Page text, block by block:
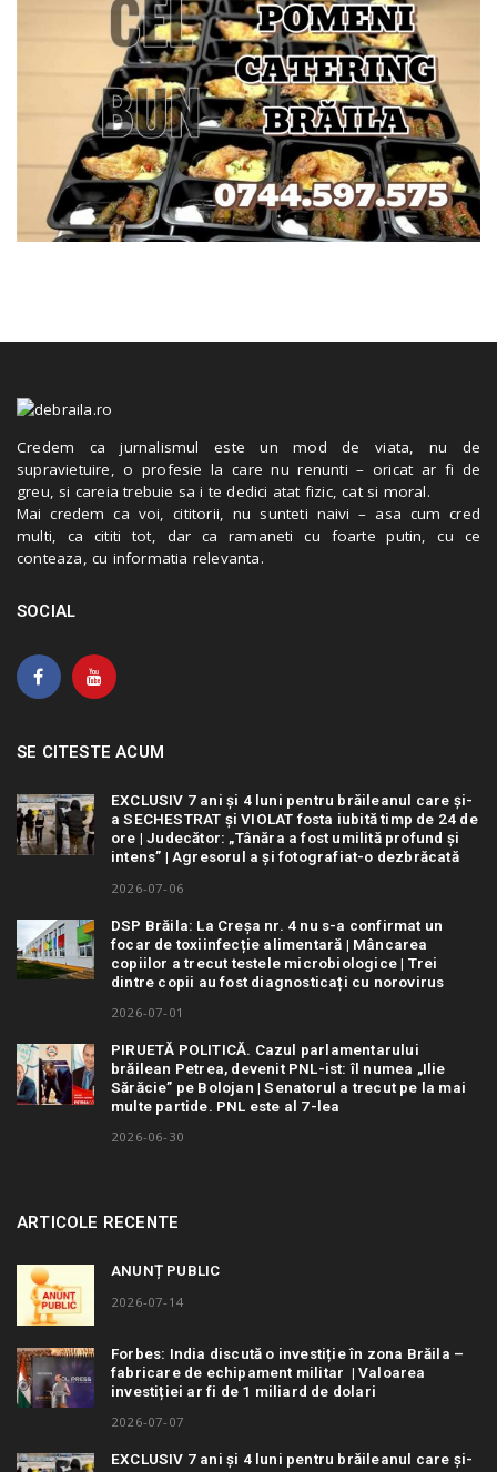
Credem ca jurnalismul este un mod de viata, nu de
supravietuire, o profesie la care nu renunti – oricat ar fi de
greu, si careia trebuie sa i te dedici atat fizic, cat si moral.
Mai credem ca voi, cititorii, nu sunteti naivi – asa cum cred
multi, ca cititi tot, dar ca ramaneti cu foarte putin, cu ce
conteaza, cu informatia relevanta.
SOCIAL
SE CITESTE ACUM
EXCLUSIV 7 ani și 4 luni pentru brăileanul care și-
a SECHESTRAT și VIOLAT fosta iubită timp de 24 de
ore | Judecător: „Tânăra a fost umilită profund și
intens” | Agresorul a și fotografiat-o dezbrăcată
2026-07-06
DSP Brăila: La Creșa nr. 4 nu s-a confirmat un
focar de toxiinfecție alimentară | Mâncarea
copiilor a trecut testele microbiologice | Trei
dintre copii au fost diagnosticați cu norovirus
2026-07-01
PIRUETĂ POLITICĂ. Cazul parlamentarului
brăilean Petrea, devenit PNL-ist: îl numea „Ilie
Sărăcie” pe Bolojan | Senatorul a trecut pe la mai
multe partide. PNL este al 7-lea
2026-06-30
ARTICOLE RECENTE
ANUNȚ PUBLIC
2026-07-14
Forbes: India discută o investiție în zona Brăila –
fabricare de echipament militar | Valoarea
investiției ar fi de 1 miliard de dolari
2026-07-07
EXCLUSIV 7 ani și 4 luni pentru brăileanul care și-